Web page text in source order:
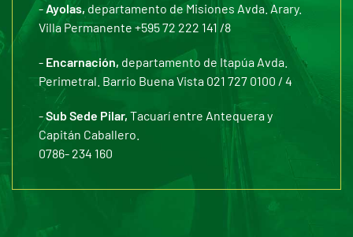
-Ayolas, departamento de Misiones Avda. Arary.
Villa Permanente +595 72 222 141 /8
- Encarnación, departamento de Itapúa Avda.
Perimetral. Barrio Buena Vista 021 727 0100 / 4
-Sub Sede Pilar, Tacuarí entre Antequera y
Capitán Caballero.
0786- 234 160